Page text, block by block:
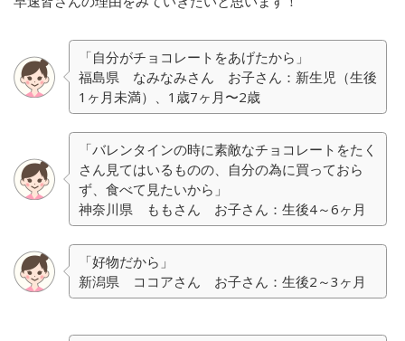
「自分がチョコレートをあげたから」
福島県 なみなみさん お子さん：新生児（生後
1ヶ月未満）、1歳7ヶ月〜2歳
「バレンタインの時に素敵なチョコレートをたく
さん見てはいるものの、自分の為に買っておら
ず、食べて見たいから」
神奈川県 ももさん お子さん：生後4～6ヶ月
「好物だから」
新潟県 ココアさん お子さん：生後2～3ヶ月